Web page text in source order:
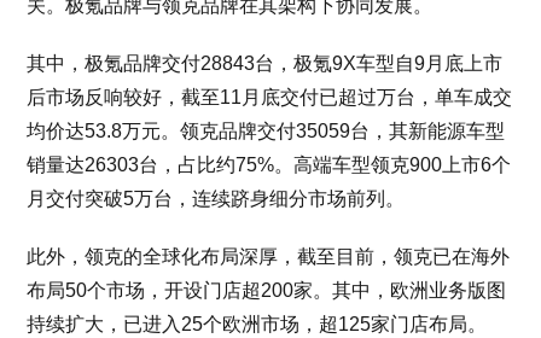
关。极氪品牌与领克品牌在其架构下协同发展。
其中，极氪品牌交付28843台，极氪9X车型自9月底上市
后市场反响较好，截至11月底交付已超过万台，单车成交
均价达53.8万元。领克品牌交付35059台，其新能源车型
销量达26303台，占比约75%。高端车型领克900上市6个
月交付突破5万台，连续跻身细分市场前列。
此外，领克的全球化布局深厚，截至目前，领克已在海外
布局50个市场，开设门店超200家。其中，欧洲业务版图
持续扩大，已进入25个欧洲市场，超125家门店布局。